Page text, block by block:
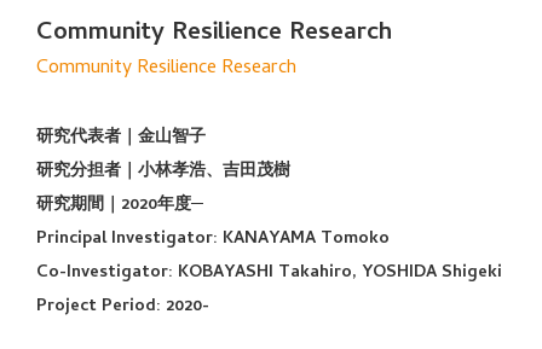
Community Resilience Research
Community Resilience Research
研究代表者｜金山智子
研究分担者｜小林孝浩、吉田茂樹
研究期間｜2020年度─
Principal Investigator: KANAYAMA Tomoko
Co-Investigator: KOBAYASHI Takahiro, YOSHIDA Shigeki
Project Period: 2020-